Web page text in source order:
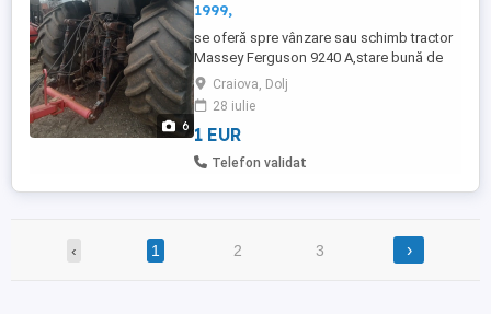
6
1999,
se oferă spre vânzare sau schimb tractor
Massey Ferguson 9240 A,stare bună de
funcționare, cauciucuri in stare buna, 6800
ore de funcționare,nu consuma ulei,nu
gazează, motor Cummins,6
cilindri,240c.p.,cv18 6, reductor de putere
,fabricație 1999.
Craiova, Dolj
28 iulie
1 EUR
Telefon validat
‹ 1 2 3 ›